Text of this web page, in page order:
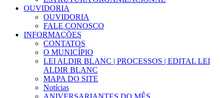
OUVIDORIA
OUVIDORIA
FALE CONOSCO
INFORMAÇÕES
CONTATOS
O MUNICÍPIO
LEI ALDIR BLANC | PROCESSOS | EDITAL LEI
ALDIR BLANC
MAPA DO SITE
Notícias